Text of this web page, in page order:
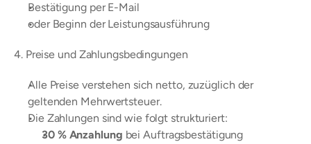
Bestätigung per E-Mail
oder Beginn der Leistungsausführung
4. Preise und Zahlungsbedingungen
Alle Preise verstehen sich netto, zuzüglich der
geltenden Mehrwertsteuer.
Die Zahlungen sind wie folgt strukturiert:
30 % Anzahlung bei Auftragsbestätigung